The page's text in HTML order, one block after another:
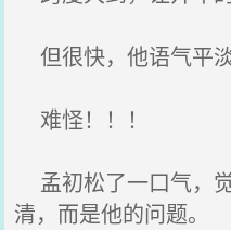
但很快，他语气平
难怪！！！
孟初松了一口气，
清，而是他的问题。